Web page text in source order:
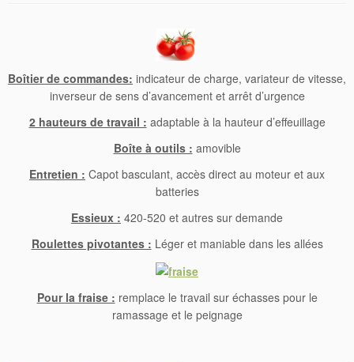
Boîtier de commandes: indicateur de charge, variateur de vitesse,
inverseur de sens d’avancement et arrêt d’urgence
2 hauteurs de travail : adaptable à la hauteur d’effeuillage
Boîte à outils : amovible
Entretien : Capot basculant, accès direct au moteur et aux
batteries
Essieux : 420-520 et autres sur demande
Roulettes pivotantes : Léger et maniable dans les allées
Pour la fraise : remplace le travail sur échasses pour le
ramassage et le peignage